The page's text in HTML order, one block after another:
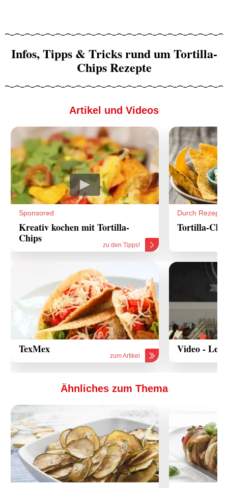
Infos, Tipps & Tricks rund um Tortilla-
Chips Rezepte
Artikel und Videos
Sponsored
Kreativ kochen mit Tortilla-
Chips
zu den Tipps!
Durch Rezepte
Tortilla-
TexMex
zum Artikel
Video -
Ähnliches zum Thema